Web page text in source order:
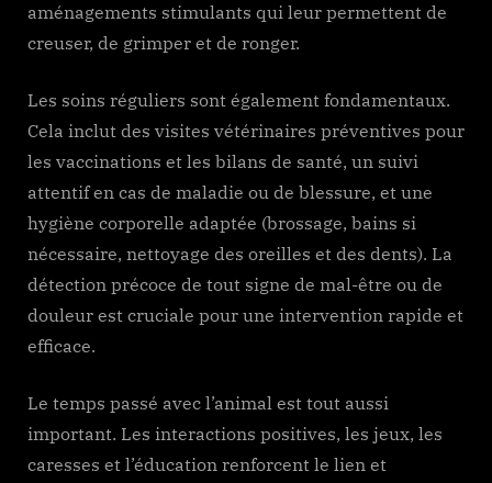
aménagements stimulants qui leur permettent de
creuser, de grimper et de ronger.
Les soins réguliers sont également fondamentaux.
Cela inclut des visites vétérinaires préventives pour
les vaccinations et les bilans de santé, un suivi
attentif en cas de maladie ou de blessure, et une
hygiène corporelle adaptée (brossage, bains si
nécessaire, nettoyage des oreilles et des dents). La
détection précoce de tout signe de mal-être ou de
douleur est cruciale pour une intervention rapide et
efficace.
Le temps passé avec l’animal est tout aussi
important. Les interactions positives, les jeux, les
caresses et l’éducation renforcent le lien et